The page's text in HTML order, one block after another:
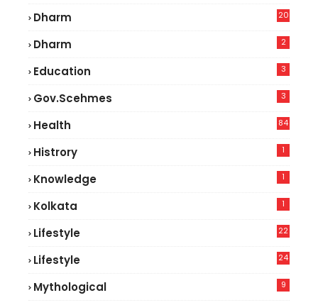
Dharm 20
Dharm 2
Education 3
Gov.scehmes 3
Health
84
Histrory 1
Knowledge 1
Kolkata 1
Lifestyle
22
Lifestyle
24
Mythological 9